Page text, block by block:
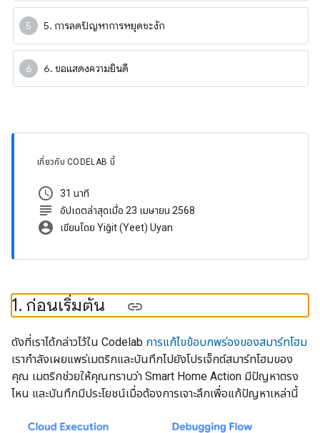
5. การลดปัญหาการหยุดชะงัก
6. ขอแสดงความยินดี
เกี่ยวกับ CODELAB นี้
schedule 31 นาที
subject อัปเดตล่าสุดเมื่อ 23 เมษายน 2568
account_circle เขียนโดย Yiğit (Yeet) Uyan
1. ก่อนเริ่มต้น
ดังที่เราได้กล่าวไว้ใน Codelab การแก้ไขข้อบกพร่องของสมาร์ทโฮม
เรากำลังเผยแพร่เมตริกและบันทึกไปยังโปรเจ็กต์สมาร์ทโฮมของ
คุณ เมตริกช่วยให้คุณทราบว่า Smart Home Action มีปัญหาตรง
ไหน และบันทึกมีประโยชน์เมื่อต้องการเจาะลึกเพื่อแก้ปัญหาเหล่านี้